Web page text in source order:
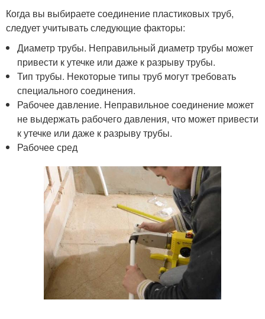
Когда вы выбираете соединение пластиковых труб,
следует учитывать следующие факторы:
Диаметр трубы. Неправильный диаметр трубы может
привести к утечке или даже к разрыву трубы.
Тип трубы. Некоторые типы труб могут требовать
специального соединения.
Рабочее давление. Неправильное соединение может
не выдержать рабочего давления, что может привести
к утечке или даже к разрыву трубы.
Рабочее сред